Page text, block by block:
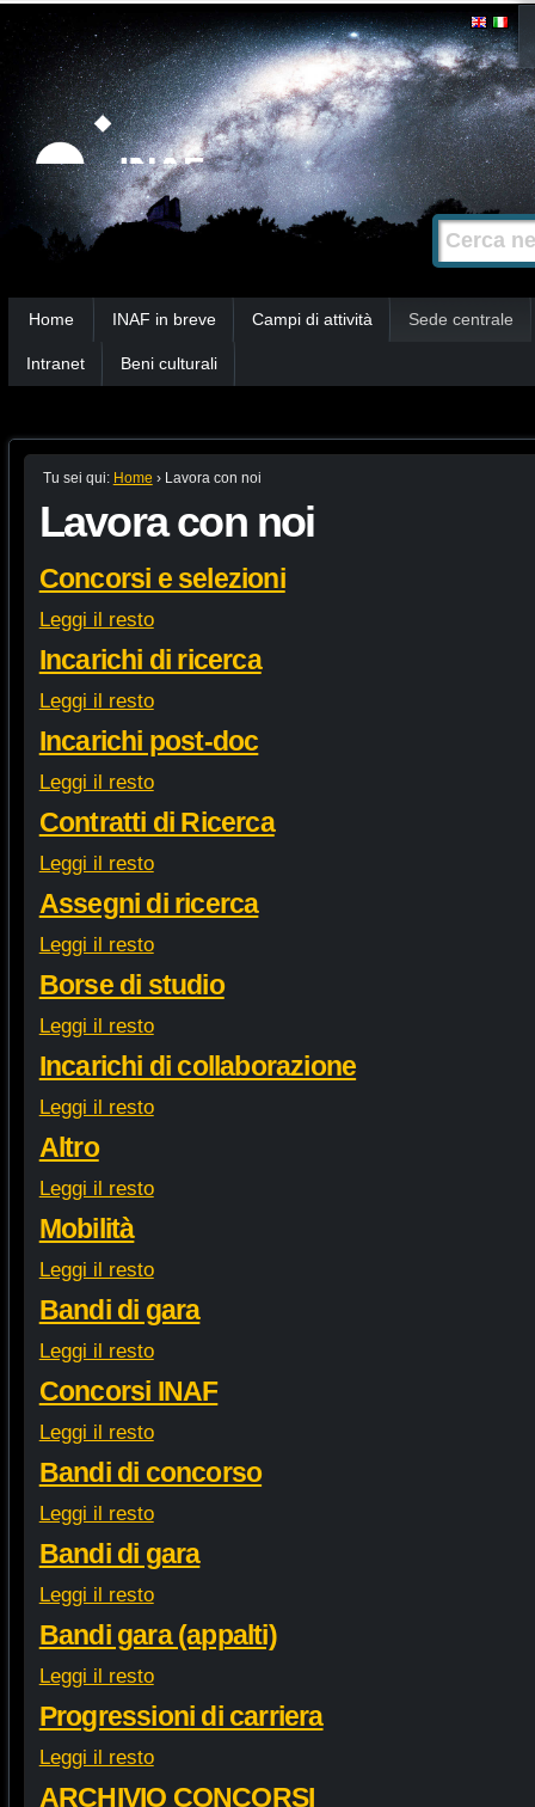
Strumenti
personali
Salta
contenuti.
|
Salta
alla
navigazione
Cerca nel
Ricerca
avanzata…
Home INAF in breve Campi di attività Sede centrale
Intranet Beni culturali
Tu sei qui: Home › Lavora con noi
Lavora con noi
Concorsi e selezioni
Leggi il resto
Incarichi di ricerca
Leggi il resto
Incarichi post-doc
Leggi il resto
Contratti di Ricerca
Leggi il resto
Assegni di ricerca
Leggi il resto
Borse di studio
Leggi il resto
Incarichi di collaborazione
Leggi il resto
Altro
Leggi il resto
Mobilità
Leggi il resto
Bandi di gara
Leggi il resto
Concorsi INAF
Leggi il resto
Bandi di concorso
Leggi il resto
Bandi di gara
Leggi il resto
Bandi gara (appalti)
Leggi il resto
Progressioni di carriera
Leggi il resto
ARCHIVIO CONCORSI